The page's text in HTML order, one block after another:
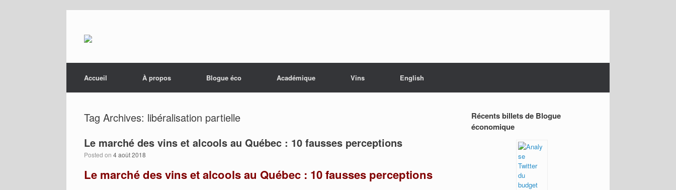
Accueil
À propos Blogue éco Académique Vins English
Tag Archives: libéralisation partielle
Le marché des vins et alcools au Québec : 10 fausses perceptions
Posted on 4 août 2018
Le marché des vins et alcools au Québec : 10 fausses perceptions
Récents billets de Blogue
économique